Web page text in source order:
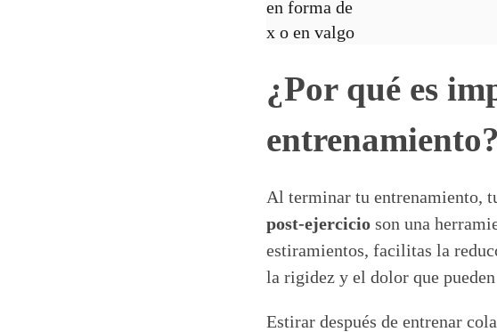
¿Por qué es
entrenamiento?
Al terminar tu entrenamiento,
post-ejercicioson una
estiramientos, facilitas la
la rigidez y el dolor que
Estirar después de entrenar